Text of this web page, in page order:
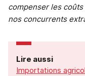
compenser les
nos concurrents
Lire aussi
Importations